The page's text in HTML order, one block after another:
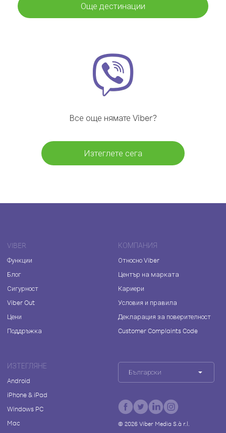
Още дестинации
Все още нямате Viber?
Изтеглете сега
VIBER
Функции
Блог
Сигурност
Viber Out
Цени
Поддръжка
КОМПАНИЯ
Относно Viber
Център на марката
Кариери
Условия и правила
Декларация за поверителност
Customer Complaints Code
ИЗТЕГЛЯНЕ
Android
iPhone & iPad
Windows PC
Mac
Български
© 2026Viber Media S.à r.l.